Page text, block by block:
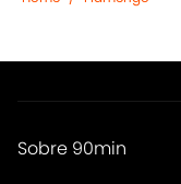
Sobre 90min